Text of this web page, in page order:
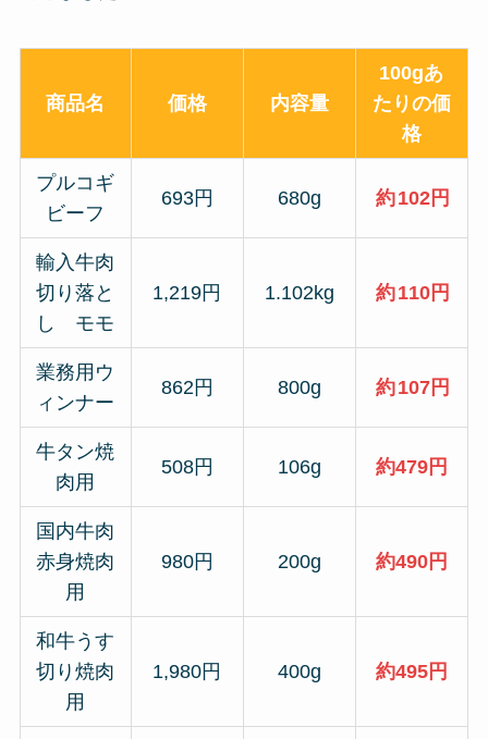
商品名 価格 内容量
100gあ
たりの価
格
プルコギ
ビーフ
693円 680g 約102円
輸入牛肉
切り落と
し モモ
1,219円 1.102kg 約110円
業務用ウ
ィンナー
862円 800g 約107円
牛タン焼
肉用
508円 106g 約479円
国内牛肉
赤身焼肉
用
980円 200g 約490円
和牛うす
切り焼肉
用
1,980円 400g 約495円